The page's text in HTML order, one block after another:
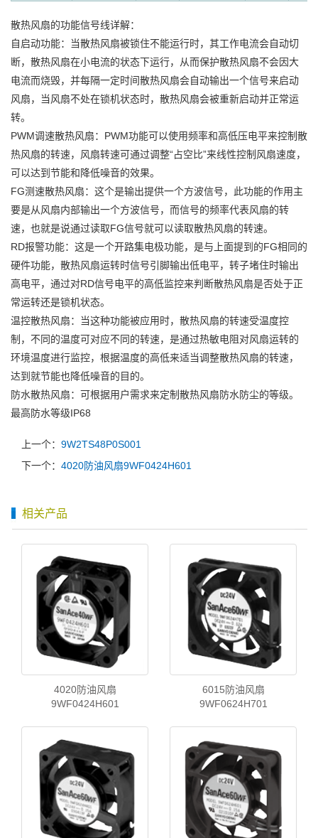
散热风扇的功能信号线详解：
自启动功能：当散热风扇被锁住不能运行时，其工作电流会自动切
断，散热风扇在小电流的状态下运行，从而保护散热风扇不会因大
电流而烧毁，并每隔一定时间散热风扇会自动输出一个信号来启动
风扇，当风扇不处在锁机状态时，散热风扇会被重新启动并正常运
转。
PWM调速散热风扇：PWM功能可以使用频率和高低压电平来控制散
热风扇的转速，风扇转速可通过调整“占空比”来线性控制风扇速度，
可以达到节能和降低噪音的效果。
FG测速散热风扇：这个是输出提供一个方波信号，此功能的作用主
要是从风扇内部输出一个方波信号，而信号的频率代表风扇的转
速，也就是说通过读取FG信号就可以读取散热风扇的转速。
RD报警功能：这是一个开路集电极功能，是与上面提到的FG相同的
硬件功能，散热风扇运转时信号引脚输出低电平，转子堵住时输出
高电平，通过对RD信号电平的高低监控来判断散热风扇是否处于正
常运转还是锁机状态。
温控散热风扇：当这种功能被应用时，散热风扇的转速受温度控
制，不同的温度可对应不同的转速，是通过热敏电阻对风扇运转的
环境温度进行监控，根据温度的高低来适当调整散热风扇的转速，
达到就节能也降低噪音的目的。
防水散热风扇：可根据用户需求来定制散热风扇防水防尘的等级。
最高防水等级IP68
上一个： 9W2TS48P0S001
下一个： 4020防油风扇9WF0424H601
相关产品
4020防油风扇
9WF0424H601
6015防油风扇
9WF0624H701